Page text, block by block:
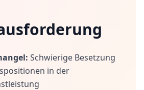
Schwierige Besetzung
in der